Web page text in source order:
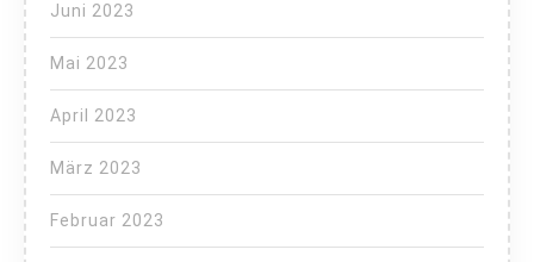
Juni 2023
Mai 2023
April 2023
März 2023
Februar 2023